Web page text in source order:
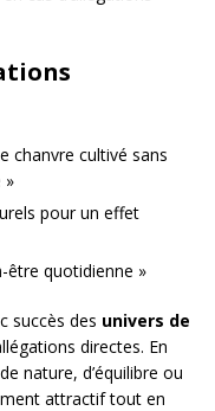
chanvre cultivé sans
»
pour un effet
être quotidienne »
succès des univers de
directes. En
nature, d’équilibre ou
attractif tout en